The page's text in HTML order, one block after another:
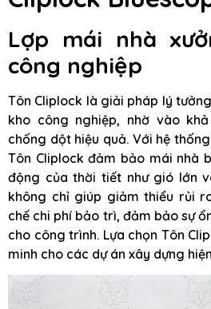
Lợp mái nhà
công nghiệp
Tôn Cliplock là giải pháp lý
kho công nghiệp, nhờ vào
chống dột hiệu quả. Với hệ
Tôn Cliplock đảm bảo mái nhà
động của thời tiết như gió lớn
không chỉ giúp giảm thiểu rủi
chế chi phí bảo trì, đảm bảo sự
cho công trình. Lựa chọn Tôn
minh cho các dự án xây dựng